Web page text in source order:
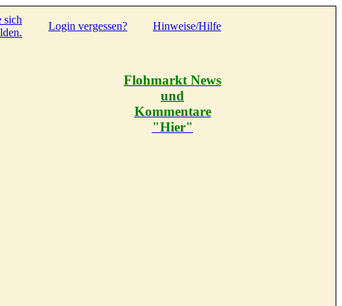
Login vergessen? Hinweise/Hilfe
Flohmarkt News
und
Kommentare
"Hier"